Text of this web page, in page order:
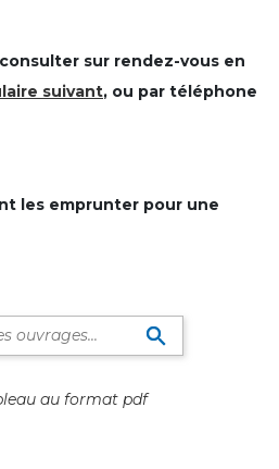
sur rendez-vous en
suivant, ou par téléphone
les emprunter pour une
au format pdf